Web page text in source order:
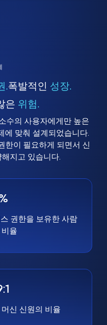
. 폭발적인 성장.
은 위험.
수의 사용자에게만 높은
에 맞춰 설계되었습니다.
한이 필요하게 되면서 신
지고 있습니다.
권한을 보유한 사람
율
신 신원의 비율